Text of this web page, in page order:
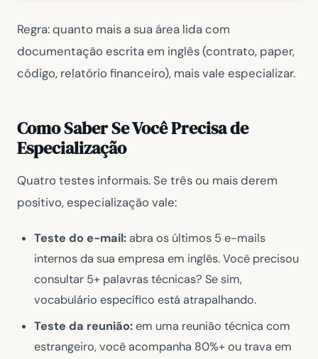
Regra: quanto mais a sua área lida com
documentação escrita em inglês (contrato, paper,
código, relatório financeiro), mais vale especializar.
Como Saber Se Você Precisa de
Especialização
Quatro testes informais. Se três ou mais derem
positivo, especialização vale:
Teste do e-mail:abra os últimos 5 e-mails
internos da sua empresa em inglês. Você precisou
consultar 5+ palavras técnicas? Se sim,
vocabulário específico está atrapalhando.
Teste da reunião:em uma reunião técnica com
estrangeiro, você acompanha 80%+ ou trava em